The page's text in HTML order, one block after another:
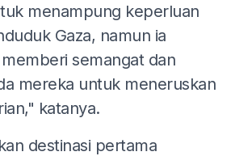
menampung keperluan
Gaza, namun ia
semangat dan
mereka untuk meneruskan
katanya.
destinasi pertama